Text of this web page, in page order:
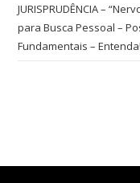
JURISPRUDÊNCIA –
para Busca Pessoal –
Fundamentais – Entenda!